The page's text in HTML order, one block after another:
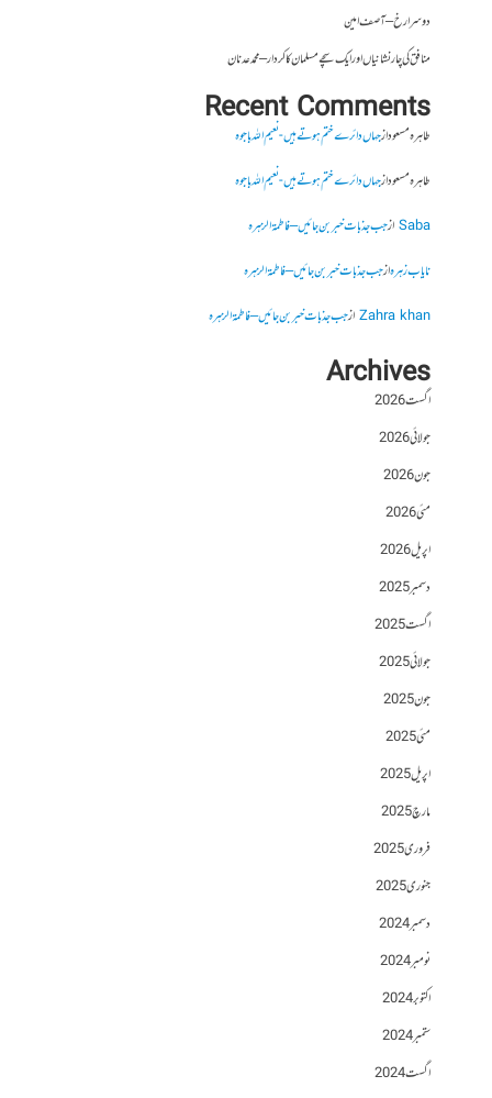
دوسرا رخ – آصف امین
منافق کی چار نشانیاں اور ایک سچے مسلمان کا کردار – محمد عدنان
Recent Comments
طاہرہ مسعودازجہاں دائرے ختم ہوتے ہیں- نعیم اللہ باجوہ
طاہرہ مسعودازجہاں دائرے ختم ہوتے ہیں- نعیم اللہ باجوہ
Sabaازجب جذبات خبر بن جائیں – فاطمۃالزہرہ
نایاب زہرہازجب جذبات خبر بن جائیں – فاطمۃالزہرہ
Zahra khanازجب جذبات خبر بن جائیں – فاطمۃالزہرہ
Archives
اگست 2026
جولائی 2026
جون 2026
مئی 2026
اپریل 2026
دسمبر 2025
اگست 2025
جولائی 2025
جون 2025
مئی 2025
اپریل 2025
مارچ 2025
فروری 2025
جنوری 2025
دسمبر 2024
نومبر 2024
اکتوبر 2024
ستمبر 2024
اگست 2024